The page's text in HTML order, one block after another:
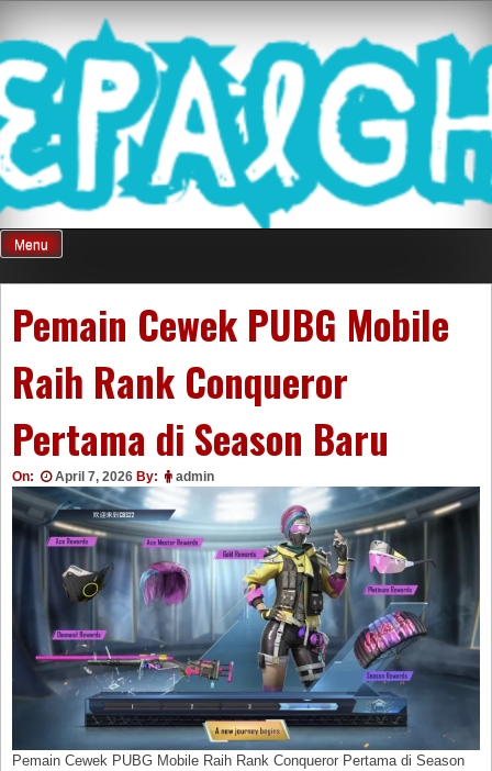
content
Mnepalghopa
Review Game
Terkini Paling
Seluruh Di
Indonesia
Menu
Pemain Cewek PUBG Mobile
Raih Rank Conqueror
Pertama di Season Baru
On: April 7, 2026 By: admin
Pemain Cewek PUBG Mobile Raih Rank Conqueror Pertama di Season